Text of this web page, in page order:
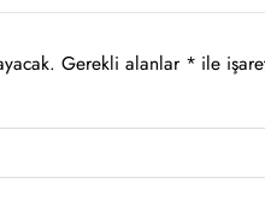
Gerekli alanlar * ile